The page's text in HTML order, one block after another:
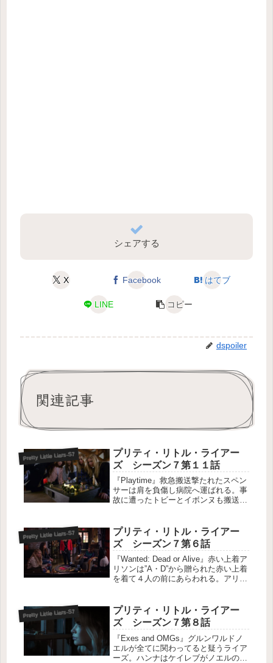
シェアする
X Facebook はてブ
LINE コピー
dspoiler
関連記事
Pretty Little Liars-S7
プリティ・リトル・ライアー
ズ シーズン７第１１話
『Playtime』救急搬送撃たれたスペン
サーは肩を負傷し病院へ運ばれる。事
故に遭ったトビーとイボンヌも搬送さ
たスペンサーは納屋で”Ａ・Ｄ”からの
贈り物を発見。ライアーズ全...
Pretty Little Liars-S7
プリティ・リトル・ライアー
ズ シーズン７第６話
『Wanted: Dead or Alive』赤い上着ア
リソンは”A・D”から贈られた赤い上着
を着て４人の前にあらわれる。アリソ
め”A・D”に渡した赤い上着である。ハ
ンナの命が...
Pretty Little Liars-S7
プリティ・リトル・ライアー
ズ シーズン７第８話
『Exes and OMGs』グルンワルドノ
エルが全てに関わってると疑うライア
ーズ。ハンナはケイレブがノエルの車